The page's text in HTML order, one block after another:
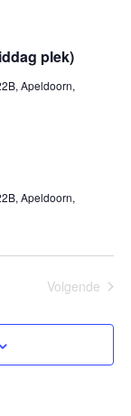
plek)
Apeldoorn,
Apeldoorn,
Volgende